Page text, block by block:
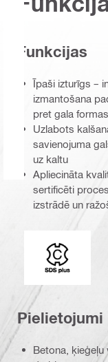
Funkcijas
Īpaši izturīgs –
izmantošana
pret gala
Uzlabots
savienojuma
uz kaltu
Apliecināta
sertificēti
izstrādē un
Pielietojumi
Betona, ķieģeļu